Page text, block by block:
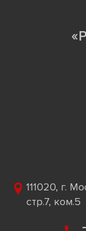
111020, г.
стр.7, ком.5